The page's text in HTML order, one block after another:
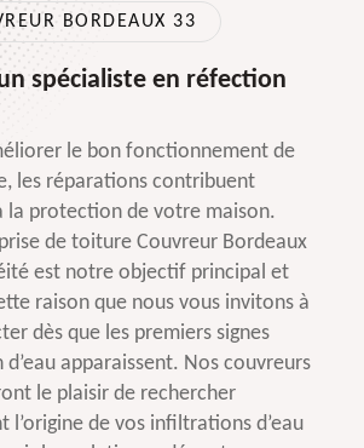
BORDEAUX 33
spécialiste en réfection
le bon fonctionnement de
les réparations contribuent
la protection de votre maison.
de toiture Couvreur Bordeaux
est notre objectif principal et
raison que nous vous invitons à
dès que les premiers signes
apparaissent. Nos couvreurs
le plaisir de rechercher
l’origine de vos infiltrations d’eau